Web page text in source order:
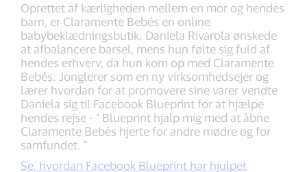
Oprettet af kærligheden mellem en mor og hendes
barn, er Claramente Bebés en online
babybeklædningsbutik. Daniela Rivarola ønskede
at afbalancere barsel, mens hun følte sig fuld af
hendes erhverv, da hun kom op med Claramente
Bebés. Jonglerer som en ny virksomhedsejer og
lærer hvordan for at promovere sine varer vendte
Daniela sig til Facebook Blueprint for at hjælpe
hendes rejse - " Blueprint hjalp mig med at åbne
Claramente Bebés hjerte for andre mødre og for
samfundet. "
Se, hvordan Facebook Blueprint har hjulpet